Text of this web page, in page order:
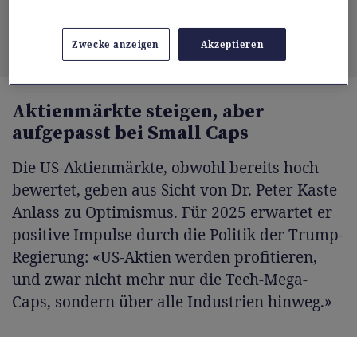
Aktienmärkte steigen, aber
aufgepasst bei Small Caps
Die US-Aktienmärkte, obwohl bereits hoch
bewertet, geben aus Sicht von Dr. Peter Kaste
Anlass zu Optimismus. Für 2025 erwartet er
positive Impulse durch die Politik der Trump-
Regierung: «US-Aktien werden profitieren,
und zwar nicht mehr nur die Tech-Mega-
Caps, sondern über alle Industrien hinweg.»
Zwecke anzeigen Akzeptieren